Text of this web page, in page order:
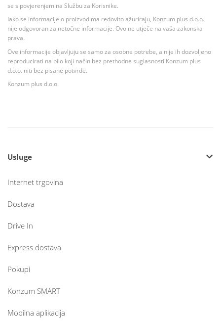
se s povjerenjem na Službu za Korisnike.
Iako se informacije o proizvodima redovito ažuriraju, Konzum plus d.o.o.
nije odgovoran za netočne informacije. Ovo ne utječe na vaša zakonska
prava.
Ove informacije objavljuju se samo za osobne potrebe, a nije ih dozvoljeno
reproducirati na bilo koji način bez prethodne suglasnosti Konzum plus
d.o.o. niti bez pisane potvrde.
Konzum plus d.o.o.
Usluge
Internet trgovina
Dostava
Drive In
Express dostava
Pokupi
Konzum SMART
Mobilna aplikacija